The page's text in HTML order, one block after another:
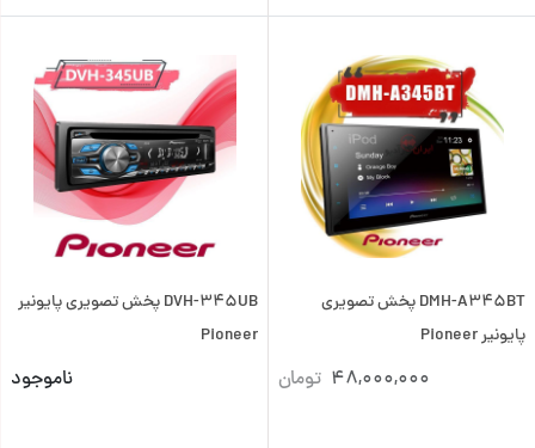
DMH-A345BT پخش تصویری
پایونیر Pioneer
48,000,000 تومان
DVH-345UB پخش تصویری پایونیر
Pioneer
ناموجود